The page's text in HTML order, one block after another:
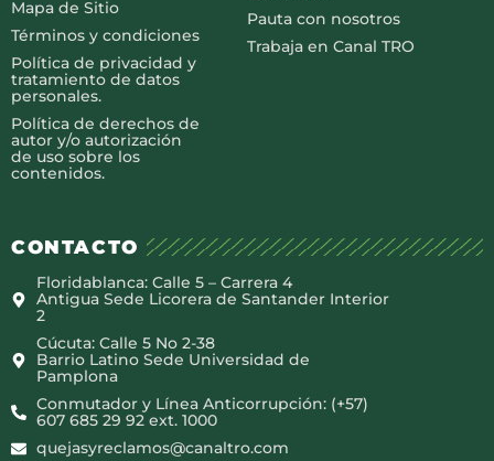
Mapa de Sitio
Términos y condiciones
Política de privacidad y
tratamiento de datos
personales.
Política de derechos de
autor y/o autorización
de uso sobre los
contenidos.
Pauta con nosotros
Trabaja en Canal TRO
CONTACTO
Floridablanca: Calle 5 – Carrera 4
Antigua Sede Licorera de Santander Interior
2
Cúcuta: Calle 5 No 2-38
Barrio Latino Sede Universidad de
Pamplona
Conmutador y Línea Anticorrupción: (+57)
607 685 29 92 ext. 1000
quejasyreclamos@canaltro.com